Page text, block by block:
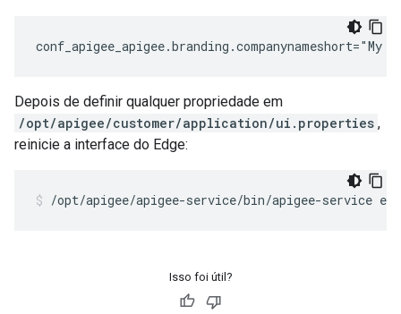
conf_apigee_apigee.branding.companynameshort="My
Depois de definir qualquer propriedade em
/opt/apigee/customer/application/ui.properties ,
reinicie a interface do Edge:
/opt/apigee/apigee-service/bin/apigee-service
Isso foi útil?